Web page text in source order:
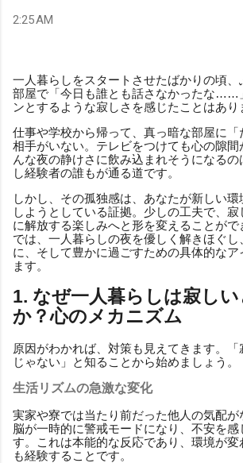
2:25 AM
一人暮らしをスタートさせたばかりの頃、
部屋で「今日も誰とも話さなかったな……
ンとするような寂しさを感じたことはあり
仕事や学校から帰って、真っ暗な部屋に「
相手がいない。テレビをつけても心の隙間
んな夜の静けさに飲み込まれそうになるの
し経験者の誰もが通る道です。
しかし、その孤独感は、あなたが新しい
しようとしている証拠。少しの工夫で、
に解放する楽しみへと形を変えることが
では、一人暮らしの夜を優しく解きほぐ
に、そして豊かに過ごすための具体的なア
ます。
1. なぜ一人暮らしは寂し
か？心のメカニズム
原因がわかれば、対策も見えてきます。
じゃない」と知ることから始めましょう。
生活リズムの急激な変化
実家や寮では当たり前だった他人の気配が
脳が一時的に警戒モードになり、不安を感
す。これは本能的な反応であり、環境が
も経験することです。